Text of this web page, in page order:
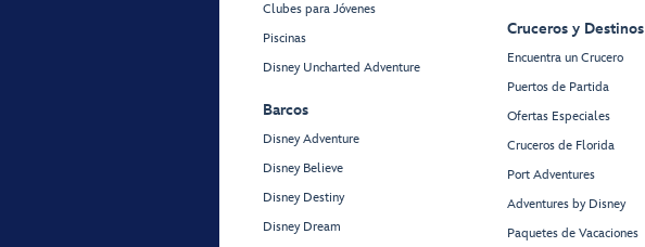
Clubes para Jóvenes
Piscinas
Disney Uncharted Adventure
Barcos
Disney Adventure
Disney Believe
Disney Destiny
Disney Dream
Cruceros y Destinos
Encuentra un Crucero
Puertos de Partida
Ofertas Especiales
Cruceros de Florida
Port Adventures
Adventures by Disney
Paquetes de Vacaciones